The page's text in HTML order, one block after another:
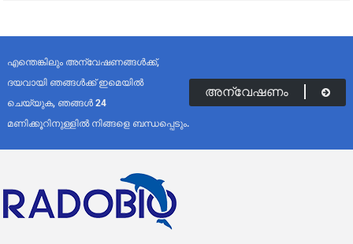
എന്തെങ്കിലും അന്വേഷണങ്ങൾക്ക്,
ദയവായി ഞങ്ങൾക്ക് ഇമെയിൽ
ചെയ്യുക, ഞങ്ങൾ 24
മണിക്കൂറിനുള്ളിൽ നിങ്ങളെ ബന്ധപ്പെടും.
അന്വേഷണം